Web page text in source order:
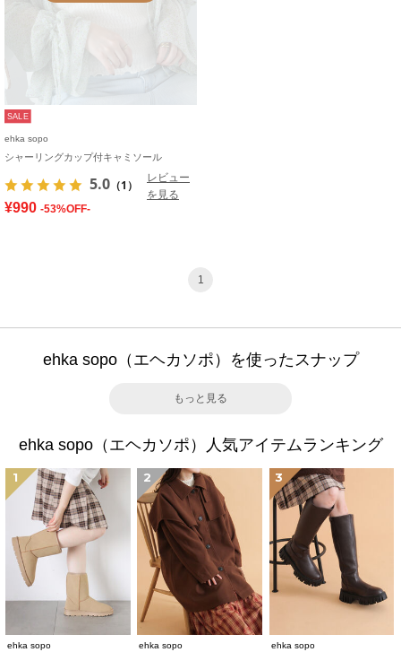
SALE
ehka sopo
シャーリングカップ付キャミソール
5.0 （1）
レビュー
を見る
¥990 -53%OFF-
1
ehka sopo（エヘカソポ）を使ったスナップ
もっと見る
ehka sopo（エヘカソポ）人気アイテムランキング
1
ehka sopo
2
ehka sopo
3
ehka sopo